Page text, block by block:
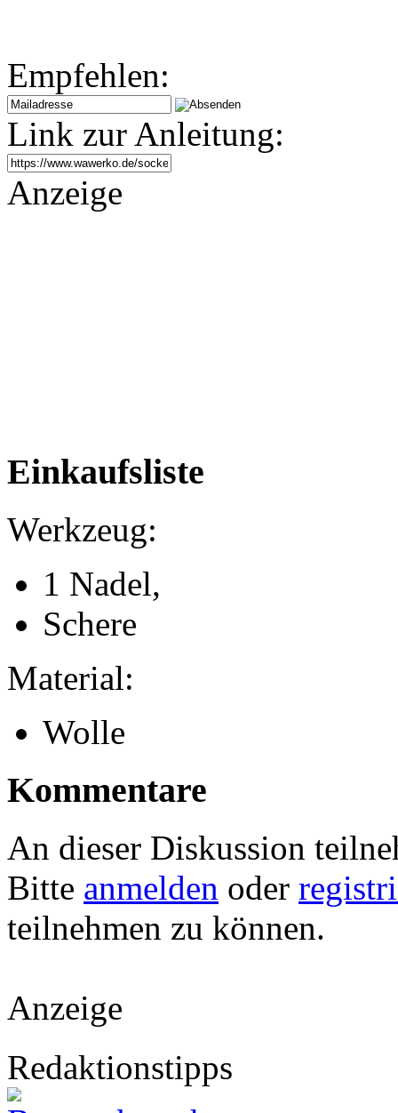
Empfehlen:
Link zur Anleitung:
Anzeige
Einkaufsliste
Werkzeug:
1 Nadel,
Schere
Material:
Wolle
Kommentare
An dieser Diskussion
Bitte anmelden oder
teilnehmen zu können.
Anzeige
Redaktionstipps